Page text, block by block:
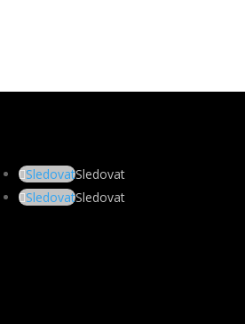
SledovatSledovat
SledovatSledovat